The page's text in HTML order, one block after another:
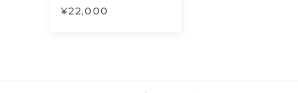
¥22,000